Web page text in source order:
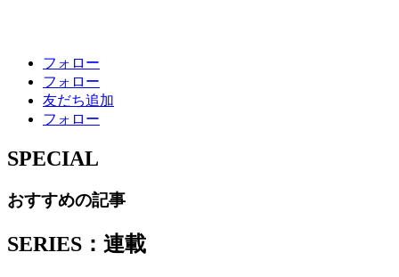
フォロー
フォロー
友だち追加
フォロー
SPECIAL
おすすめの記事
SERIES：連載